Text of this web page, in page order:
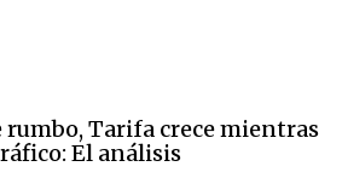
rumbo, Tarifa crece mientras
El análisis